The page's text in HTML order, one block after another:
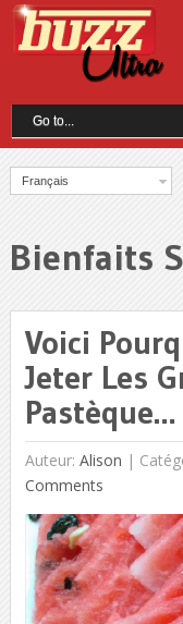
Français
Bienfaits
Voici
Jeter Les
Auteur: Alison |
Comments